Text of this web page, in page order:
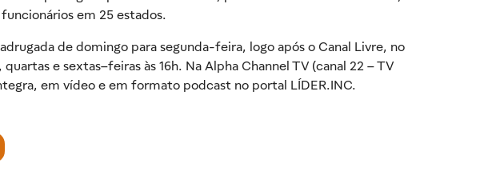
em 25 estados.
de domingo para segunda-feira, logo após o Canal Livre, no
e sextas–feiras às 16h. Na Alpha Channel TV (canal 22 – TV
em vídeo e em formato podcast no portal LÍDER.INC.